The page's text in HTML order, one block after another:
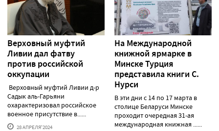
Верховный муфтий
Ливии дал фатву
против российской
оккупации
Верховный муфтий Ливии д-р
Садык аль-Гарьяни
охарактеризовал российское
военное присутствие в......
28 АПРЕЛЯ'2024
На Международной
книжной ярмарке в
Минске Турция
представила книги С.
Нурси
В эти дни с 14 по 17 марта в
столице Беларуси Минске
проходит очередная 31-ая
международная книжная ......